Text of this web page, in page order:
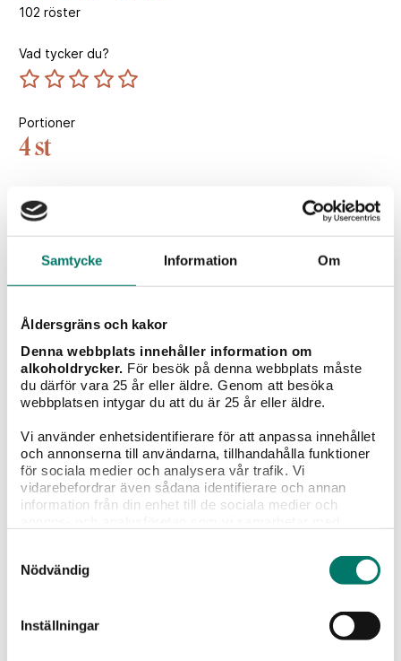
Samtycke Information Om
Åldersgräns och kakor
Denna webbplats innehåller information om
alkoholdrycker. För besök på denna webbplats måste
du därför vara 25 år eller äldre. Genom att besöka
webbplatsen intygar du att du är 25 år eller äldre.
Vi använder enhetsidentifierare för att anpassa innehållet
och annonserna till användarna, tillhandahålla funktioner
för sociala medier och analysera vår trafik. Vi
vidarebefordrar även sådana identifierare och annan
information från din enhet till de sociala medier och
information som du har tillhandahållit eller som de har
samlat in när du har använt deras tjänster.
Nödvändig
Inställningar
102 röster
Vad tycker du?
Portioner
4 st
2 tim